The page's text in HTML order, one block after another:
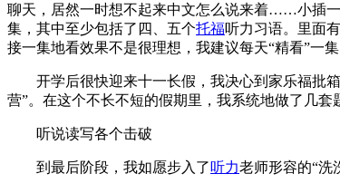
聊天，居然一时想不起来中文怎么说来着……小插
集，其中至少包括了四、五个托福听力习语。里面
接一集地看效果不是很理想，我建议每天“精看”一
开学后很快迎来十一长假，我决心到家乐福批箱
营”。在这个不长不短的假期里，我系统地做了几
听说读写各个击破
到最后阶段，我如愿步入了听力老师形容的“洗